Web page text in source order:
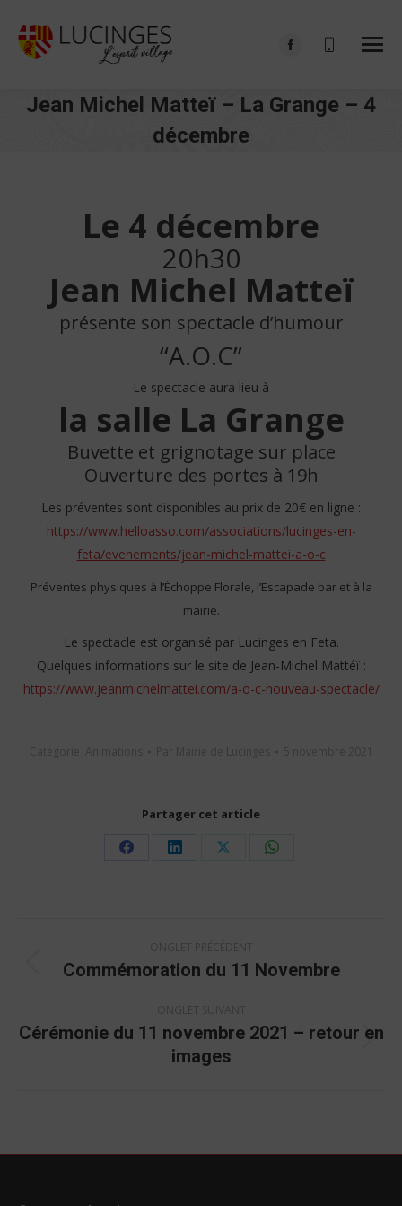
Facebook
opens
Jean Michel Matteï – La Grange – 4
décembre
Le 4 décembre
20h30
Jean Michel Matteï
présente son spectacle d’humour
“A.O.C”
Le spectacle aura lieu à
la salle La Grange
Buvette et grignotage sur place
Ouverture des portes à 19h
Les préventes sont disponibles au prix de 20€ en ligne :
https://www.helloasso.com/associations/lucinges-en-
feta/evenements/jean-michel-mattei-a-o-c
Préventes physiques à l’Échoppe Florale, l’Escapade bar et à la
mairie.
Le spectacle est organisé par Lucinges en Feta.
Quelques informations sur le site de Jean-Michel Mattéï :
https://www.jeanmichelmattei.com/a-o-c-nouveau-spectacle/
Partager cet article
Share
Share
Share
Share
Onglet
Commémoration du 11 Novembre
suivant
Cérémonie du 11 novembre 2021 – retour en
images